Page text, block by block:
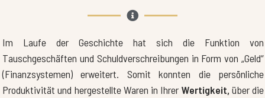
Im Laufe der Geschichte hat sich die Funktion von
Tauschgeschäften und Schuldverschreibungen in Form von „Geld“
(Finanzsystemen) erweitert. Somit konnten die persönliche
Produktivität und hergestellte Waren in Ihrer Wertigkeit, über die